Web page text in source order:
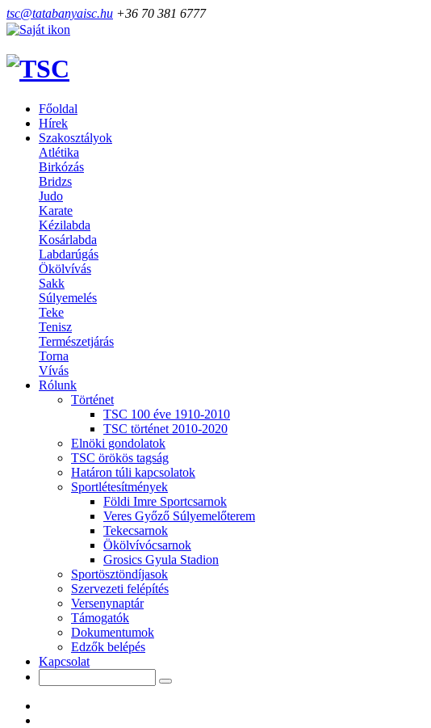
tsc@tatabanyaisc.hu +36 70 381 6777
Főoldal
Hírek
Szakosztályok
Atlétika
Birkózás
Bridzs
Judo
Karate
Kézilabda
Kosárlabda
Labdarúgás
Ökölvívás
Sakk
Súlyemelés
Teke
Tenisz
Természetjárás
Torna
Vívás
Rólunk
Történet
TSC 100 éve 1910-2010
TSC történet 2010-2020
Elnöki gondolatok
TSC örökös tagság
Határon túli kapcsolatok
Sportlétesítmények
Földi Imre Sportcsarnok
Veres Győző Súlyemelőterem
Tekecsarnok
Ökölvívócsarnok
Grosics Gyula Stadion
Sportösztöndíjasok
Szervezeti felépítés
Versenynaptár
Támogatók
Dokumentumok
Edzők belépés
Kapcsolat